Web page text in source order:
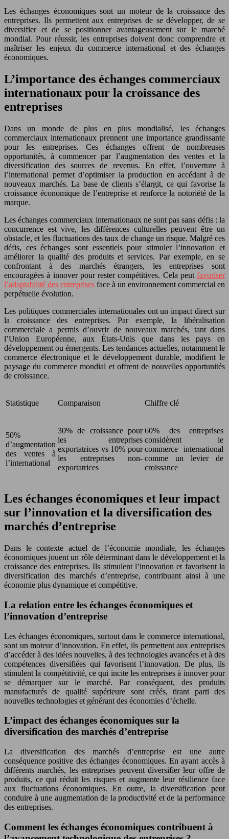
Les échanges économiques sont un moteur de la croissance des
entreprises. Ils permettent aux entreprises de se développer, de se
diversifier et de se positionner avantageusement sur le marché
mondial. Pour réussir, les entreprises doivent donc comprendre et
maîtriser les enjeux du commerce international et des échanges
économiques.
L’importance des échanges commerciaux
internationaux pour la croissance des
entreprises
Dans un monde de plus en plus mondialisé, les échanges
commerciaux internationaux prennent une importance grandissante
pour les entreprises. Ces échanges offrent de nombreuses
opportunités, à commencer par l’augmentation des ventes et la
diversification des sources de revenus. En effet, l’ouverture à
l’international permet d’optimiser la production en accédant à de
nouveaux marchés. La base de clients s’élargit, ce qui favorise la
croissance économique de l’entreprise et renforce la notoriété de la
marque.
Les échanges commerciaux internationaux ne sont pas sans défis : la
concurrence est vive, les différences culturelles peuvent être un
obstacle, et les fluctuations des taux de change un risque. Malgré ces
défis, ces échanges sont essentiels pour stimuler l’innovation et
améliorer la qualité des produits et services. Par exemple, en se
confrontant à des marchés étrangers, les entreprises sont
encouragées à innover pour rester compétitives. Cela peut favoriser
l’adaptabilité des entreprises face à un environnement commercial en
perpétuelle évolution.
Les politiques commerciales internationales ont un impact direct sur
la croissance des entreprises. Par exemple, la libéralisation
commerciale a permis d’ouvrir de nouveaux marchés, tant dans
l’Union Européenne, aux États-Unis que dans les pays en
développement ou émergents. Les tendances actuelles, notamment le
commerce électronique et le développement durable, modifient le
paysage du commerce mondial et offrent de nouvelles opportunités
de croissance.
Statistique Comparaison Chiffre clé
50%
d’augmentation
des ventes à
l’international
30% de croissance pour
les entreprises
exportatrices vs 10% pour
les entreprises non-
exportatrices
60% des entreprises
considèrent le
commerce international
comme un levier de
croissance
Les échanges économiques et leur impact
sur l’innovation et la diversification des
marchés d’entreprise
Dans le contexte actuel de l’économie mondiale, les échanges
économiques jouent un rôle déterminant dans le développement et la
croissance des entreprises. Ils stimulent l’innovation et favorisent la
diversification des marchés d’entreprise, contribuant ainsi à une
économie plus dynamique et compétitive.
La relation entre les échanges économiques et
l’innovation d’entreprise
Les échanges économiques, surtout dans le commerce international,
sont un moteur d’innovation. En effet, ils permettent aux entreprises
d’accéder à des idées nouvelles, à des technologies avancées et à des
compétences diversifiées qui favorisent l’innovation. De plus, ils
stimulent la compétitivité, ce qui incite les entreprises à innover pour
se démarquer sur le marché. Par conséquent, des produits
manufacturés de qualité supérieure sont créés, tirant parti des
nouvelles technologies et générant des économies d’échelle.
L’impact des échanges économiques sur la
diversification des marchés d’entreprise
La diversification des marchés d’entreprise est une autre
conséquence positive des échanges économiques. En ayant accès à
différents marchés, les entreprises peuvent diversifier leur offre de
produits, ce qui réduit les risques et augmente leur résilience face
aux fluctuations économiques. En outre, la diversification peut
conduire à une augmentation de la productivité et de la performance
des entreprises.
Comment les échanges économiques contribuent à